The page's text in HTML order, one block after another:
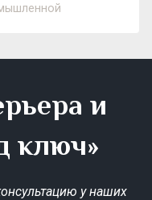
и
ключ»
у наших